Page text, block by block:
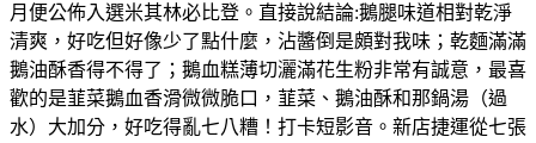
月便公佈入選米其林必比登。直接說結論:鵝腿味道相對乾淨
清爽，好吃但好像少了點什麼，沾醬倒是頗對我味；乾麵滿滿
鵝油酥香得不得了；鵝血糕薄切灑滿花生粉非常有誠意，最喜
歡的是韮菜鵝血香滑微微脆口，韮菜、鵝油酥和那鍋湯（過
水）大加分，好吃得亂七八糟！打卡短影音。新店捷運從七張